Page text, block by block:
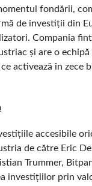
fondării,
de investiții din
Compania
și are o
activează în zece
accesibile
de către Eric
Trummer,
investițiilor prin